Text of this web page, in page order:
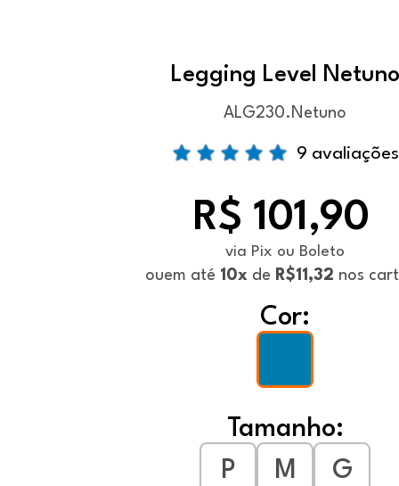
Legging Level Netuno
ALG230.Netuno
9 avaliações
R$ 101,90
via Pix ou Boleto
ouem até 10x de R$11,32 nos
Cor:
Tamanho:
P
M G